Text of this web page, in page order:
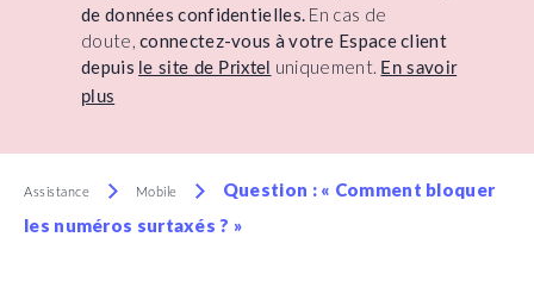
de données confidentielles. En cas de
doute,connectez-vous à votre Espace client
depuis le site de Prixtel uniquement. En savoir
plus
Assistance Mobile
Question : « Comment bloquer
les numéros surtaxés ? »